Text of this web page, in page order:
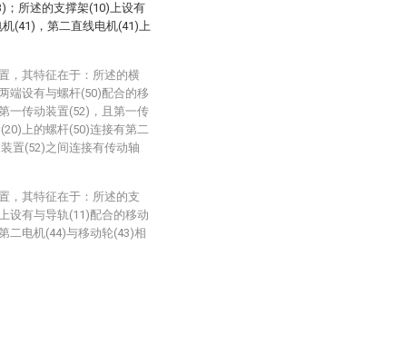
；所述的支撑架(10)上设有
(41)，第二直线电机(41)上
，其特征在于：所述的横
端设有与螺杆(50)配合的移
一传动装置(52)，且第一传
上的螺杆(50)连接有第二
置(52)之间连接有传动轴
，其特征在于：所述的支
设有与导轨(11)配合的移动
二电机(44)与移动轮(43)相